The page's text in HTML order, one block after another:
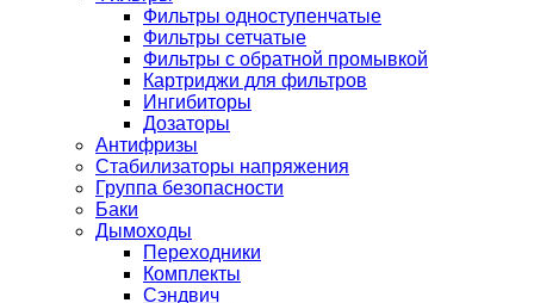
Фильтры одноступенчатые
Фильтры сетчатые
Фильтры с обратной промывкой
Картриджи для фильтров
Ингибиторы
Дозаторы
Антифризы
Стабилизаторы напряжения
Группа безопасности
Баки
Дымоходы
Переходники
Комплекты
Сэндвич